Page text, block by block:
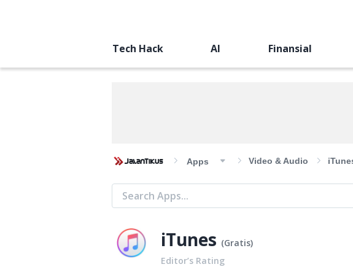
Tech Hack AI Finansial
Apps Video & Audio
iTunes (Gratis)
Editor’s Rating